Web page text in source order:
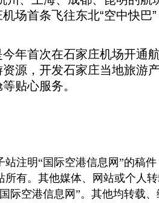
场首条飞往东北“空中快巴
首次在石家庄机场开通
源，开发石家庄当地旅游
贴心服务。
注明“国际空港信息网”的稿件
所有。其他媒体、网站或个人
际空港信息网”。其他均转载